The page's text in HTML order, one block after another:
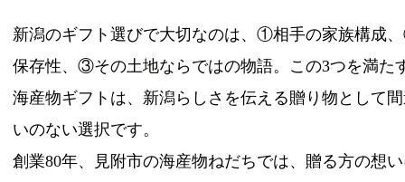
新潟のギフト選びで大切なのは、①相手の家族構成
保存性、③その土地ならではの物語。この3つを満た
海産物ギフトは、新潟らしさを伝える贈り物として
いのない選択です。
創業80年、見附市の海産物ねだちでは、贈る方の想